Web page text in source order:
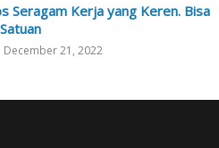
Seragam Kerja yang Keren. Bisa
December 21, 2022